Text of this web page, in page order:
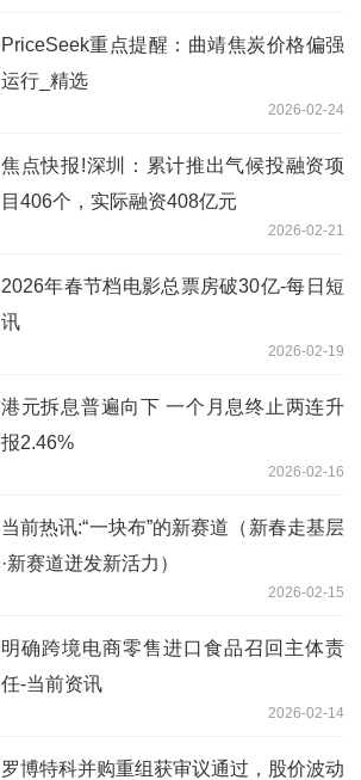
PriceSeek重点提醒：曲靖焦炭价格偏强
运行_精选
2026-02-24
焦点快报!深圳：累计推出气候投融资项
目406个，实际融资408亿元
2026-02-21
2026年春节档电影总票房破30亿-每日短
讯
2026-02-19
港元拆息普遍向下 一个月息终止两连升
报2.46%
2026-02-16
当前热讯:“一块布”的新赛道（新春走基层
·新赛道迸发新活力）
2026-02-15
明确跨境电商零售进口食品召回主体责
任-当前资讯
2026-02-14
罗博特科并购重组获审议通过，股价波动